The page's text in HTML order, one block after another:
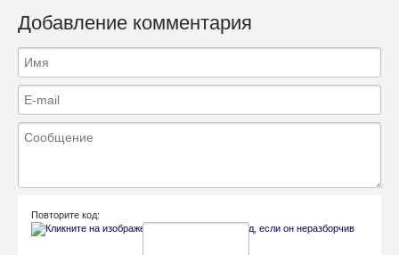
Добавление комментария
Повторите код: